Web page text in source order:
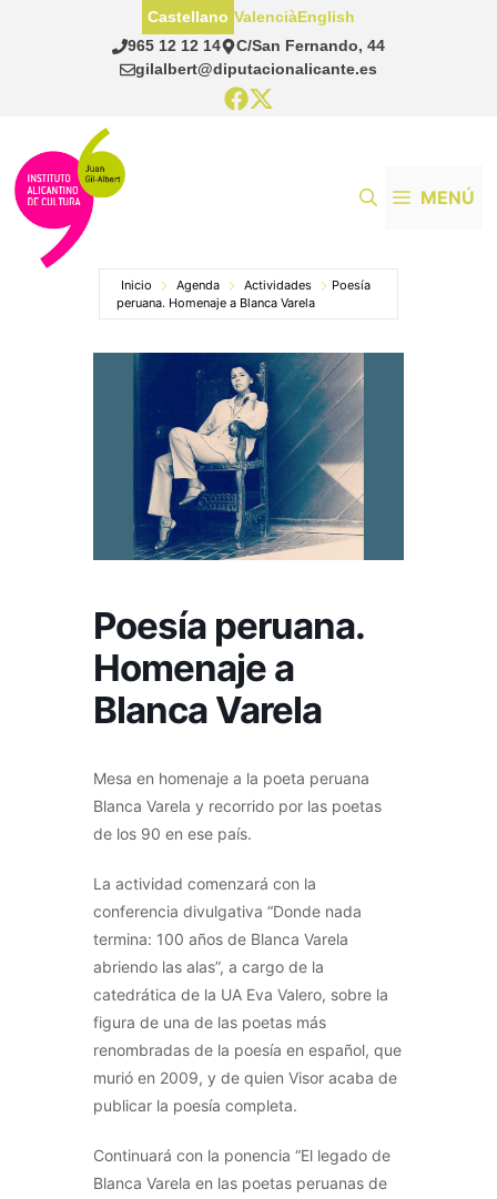
965 12 12 14
C/San Fernando, 44
gilalbert@diputacionalicante.es
Castellano ValenciàEnglish
MENÚ
Inicio Agenda Actividades
Poesía
peruana. Homenaje a Blanca Varela
Poesía peruana.
Homenaje a
Blanca Varela
Mesa en homenaje a la poeta peruana
Blanca Varela y recorrido por las poetas
de los 90 en ese país.
La actividad comenzará con la
conferencia divulgativa “Donde nada
termina: 100 años de Blanca Varela
abriendo las alas”, a cargo de la
catedrática de la UA Eva Valero, sobre la
figura de una de las poetas más
renombradas de la poesía en español, que
murió en 2009, y de quien Visor acaba de
publicar la poesía completa.
Continuará con la ponencia “El legado de
Blanca Varela en las poetas peruanas de